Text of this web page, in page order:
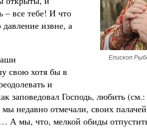
Епископ
– все тебе! И что
извне, а
свою хотя бы в
и
заповедовал Господь, любить
недавно отмечали, своих
А мы, что, мелкой обиды